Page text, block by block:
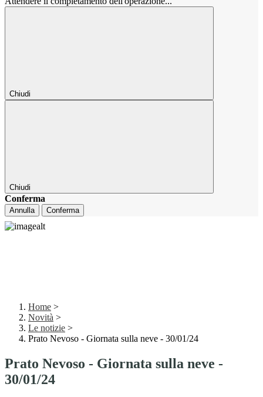
Chiudi
Chiudi
Conferma
Annulla Conferma
Home >
Novità >
Le notizie >
Prato Nevoso - Giornata sulla neve - 30/01/24
Prato Nevoso - Giornata sulla neve -
30/01/24